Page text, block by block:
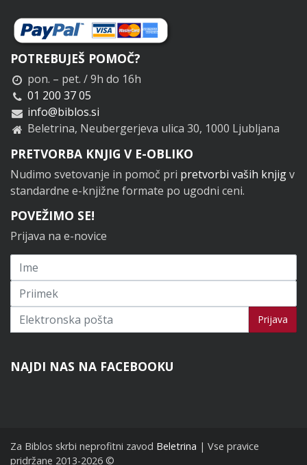
POTREBUJEŠ POMOČ?
pon. – pet. / 9h do 16h
01 200 37 05
info@biblos.si
Beletrina, Neubergerjeva ulica 30, 1000 Ljubljana
PRETVORBA KNJIG V E-OBLIKO
Nudimo svetovanje in pomoč pri pretvorbi vaših knjigv
standardne e-knjižne formate po ugodni ceni.
POVEŽIMO SE!
Prijava na e-novice
Prijavi se na novice Prijava
NAJDI NAS NA FACEBOOKU
Za Biblos skrbi neprofitni zavod Beletrina | Vse pravice
pridržane 2013-2026 ©